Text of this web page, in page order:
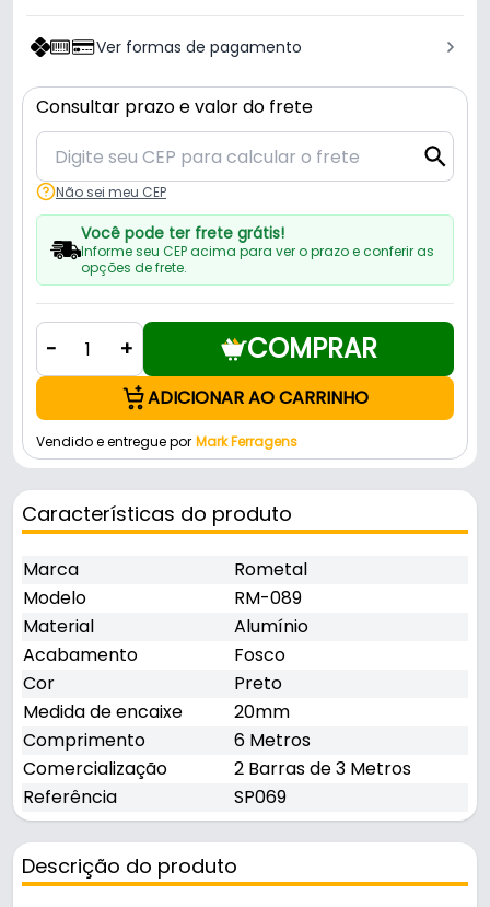
Ver formas de pagamento
Consultar prazo e valor do frete
Não sei meu CEP
Você pode ter frete grátis!
Informe seu CEP acima para ver o prazo e conferir as
opções de frete.
- + COMPRAR
ADICIONAR AO CARRINHO
Vendido e entregue por Mark Ferragens
Características do produto
Marca
Rometal
Modelo
RM-089
Material
Alumínio
Acabamento
Fosco
Cor
Preto
Medida de encaixe
20mm
Comprimento
6 Metros
Comercialização
2 Barras de 3 Metros
Referência
SP069
Descrição do produto